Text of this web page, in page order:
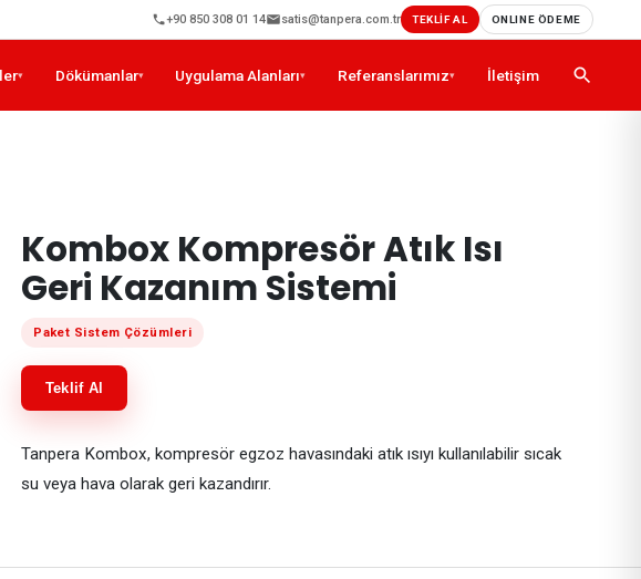
+90 850 308 01 14 satis@tanpera.com.tr TEKLİF AL ONLINE ÖDEME
▾ Dökümanlar▾ Uygulama Alanları▾ Referanslarımız▾ İletişim
Kombox Kompresör Atık Isı
Geri Kazanım Sistemi
Paket Sistem Çözümleri
Teklif Al
Tanpera Kombox, kompresör egzoz havasındaki atık ısıyı kullanılabilir sıcak
su veya hava olarak geri kazandırır.